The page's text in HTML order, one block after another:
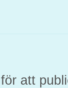
för att